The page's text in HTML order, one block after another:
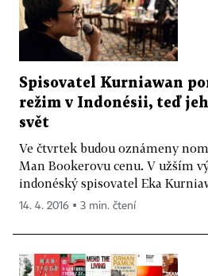
Spisovatel Kurniawan
režim v Indonésii, teď
svět
Ve čtvrtek budou oznámeny
Man Bookerovu cenu. V užším
indonéský spisovatel Eka
14. 4. 2016 ▪ 3 min. čtení